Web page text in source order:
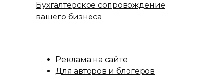
Бухгалтерское сопровождение
вашего бизнеса
Реклама на сайте
Для авторов и блогеров